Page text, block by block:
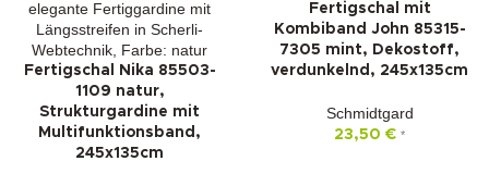
Fertigschal Nika 85503-
1109 natur,
Strukturgardine mit
Multifunktionsband,
245x135cm
Fertigschal mit
Kombiband John 85315-
7305 mint, Dekostoff,
verdunkelnd, 245x135cm
Schmidtgard
23,50 € *